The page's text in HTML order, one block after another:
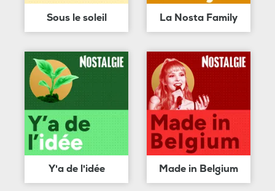
Sous le soleil La Nosta Family
Y'a de l'idée Made in Belgium